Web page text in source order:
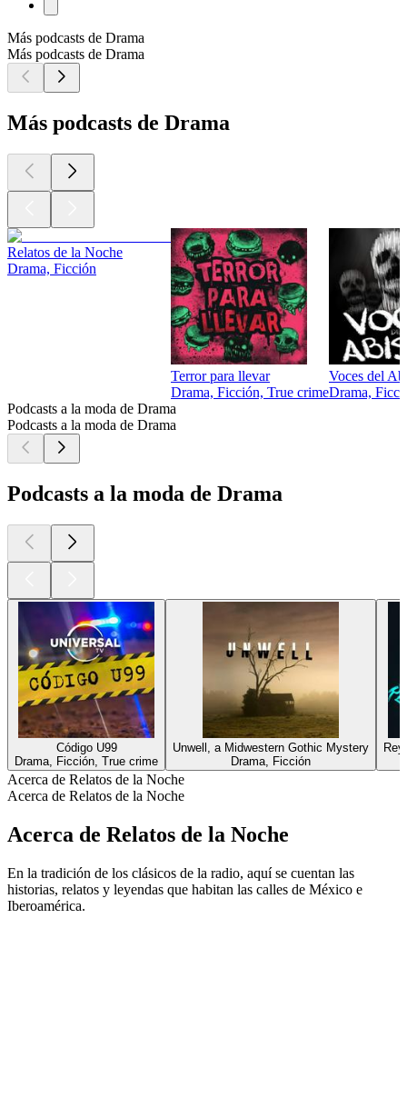
Más podcasts de Drama
Más podcasts de Drama
Más podcasts de Drama
Relatos de la Noche
Drama, Ficción
Terror para llevar
Drama, Ficción, True crime
Voces del
Drama,
Podcasts a la moda de Drama
Podcasts a la moda de Drama
Podcasts a la moda de Drama
Código U99
Drama, Ficción, True crime
Unwell, a Midwestern Gothic Mystery
Drama, Ficción
Acerca de Relatos de la Noche
Acerca de Relatos de la Noche
Acerca de Relatos de la Noche
En la tradición de los clásicos de la radio, aquí se cuentan las
historias, relatos y leyendas que habitan las calles de México e
Iberoamérica.